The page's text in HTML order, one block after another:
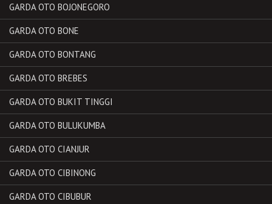
GARDA OTO BOJONEGORO
GARDA OTO BONE
GARDA OTO BONTANG
GARDA OTO BREBES
GARDA OTO BUKIT TINGGI
GARDA OTO BULUKUMBA
GARDA OTO CIANJUR
GARDA OTO CIBINONG
GARDA OTO CIBUBUR